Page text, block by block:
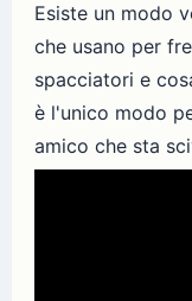
Esiste un modo
che usano per
spacciatori e
è l'unico modo
amico che sta